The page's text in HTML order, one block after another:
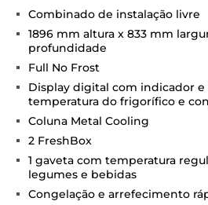
Combinado de instalação livre
1896 mm altura x 833 mm
profundidade
Full No Frost
Display digital com indicador
temperatura do frigorífico e
Coluna Metal Cooling
2 FreshBox
1 gaveta com temperatura
legumes e bebidas
Congelação e arrefecimento